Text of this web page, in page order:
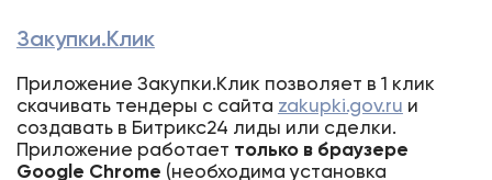
Закупки.Клик
Приложение Закупки.Клик позволяет в 1 клик
скачивать тендеры с сайта zakupki.gov.ru и
создавать в Битрикс24 лиды или сделки.
Приложение работает только в браузере
Google Chrome (необходима установка